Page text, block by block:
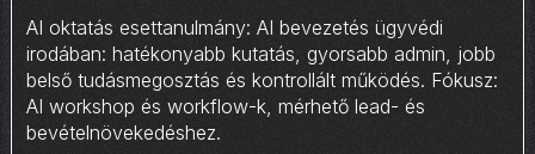
AI oktatás esettanulmány: AI bevezetés ügyvédi
irodában: hatékonyabb kutatás, gyorsabb admin, jobb
belső tudásmegosztás és kontrollált működés. Fókusz:
AI workshop és workflow-k, mérhető lead- és
bevételnövekedéshez.